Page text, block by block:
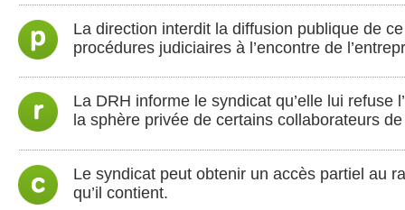
La direction interdit la diffusion publique de
procédures judiciaires à l’encontre de
La DRH informe le syndicat qu’elle lui
la sphère privée de certains collaborateurs de
Le syndicat peut obtenir un accès partiel au
qu’il contient.